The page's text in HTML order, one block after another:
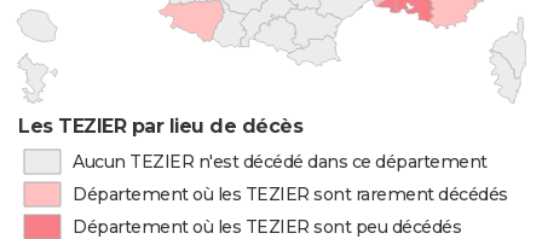
Les TEZIER par lieu de décès
Aucun TEZIER n'est décédé dans ce département
Département où les TEZIER sont rarement décédés
Département où les TEZIER sont peu décédés